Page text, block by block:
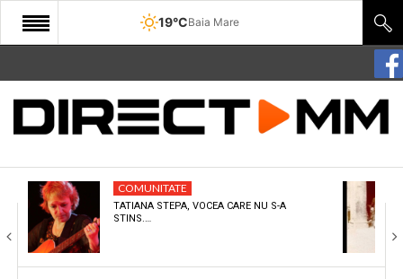
19°CBaia Mare
START
COMUNITATE
CULTURA
ECONOMIE
SANATATE
COMUNITATE
TATIANA STEPA, VOCEA CARE NU S-A
STINS.…